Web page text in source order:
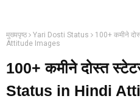
मुख्यपृष्ठ Yari Dosti Status
100+ कमीने
Attitude Images
100+ कमीने दोस्त
Status in Hindi